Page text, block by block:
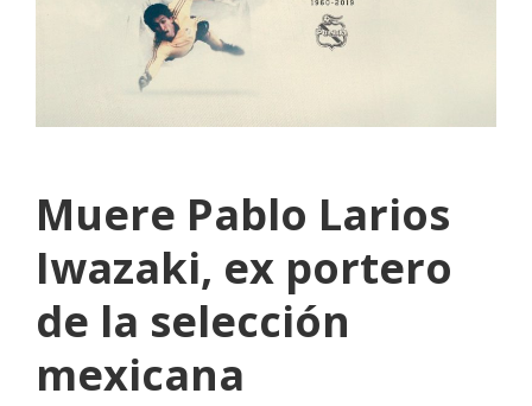
Muere Pablo Larios
Iwazaki, ex portero
de la selección
mexicana